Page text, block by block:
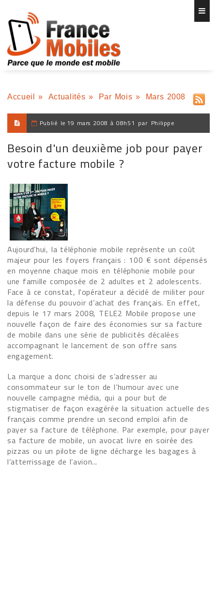
Accueil » Actualités » Par Mois » Mars 2008
Publié le 19 mars 2008 à 08h51 par Philippe
Besoin d'un deuxième job pour payer
votre facture mobile ?
Aujourd’hui, la téléphonie mobile représente un coût
majeur pour les foyers français : 100 € sont dépensés
en moyenne chaque mois en téléphonie mobile pour
une famille composée de 2 adultes et 2 adolescents.
Face à ce constat, l'opérateur a décidé de militer pour
la défense du pouvoir d’achat des français. En effet,
depuis le 17 mars 2008, TELE2 Mobile propose une
nouvelle façon de faire des économies sur sa facture
de mobile dans une série de publicités décalées
accompagnant le lancement de son offre sans
engagement.
La marque a donc choisi de s’adresser au
consommateur sur le ton de l’humour avec une
nouvelle campagne média, qui a pour but de
stigmatiser de façon exagérée la situation actuelle des
français comme prendre un second emploi afin de
payer sa facture de téléphone. Par exemple, pour payer
sa facture de mobile, un avocat livre en soirée des
pizzas ou un pilote de ligne décharge les bagages à
l’atterrissage de l’avion...